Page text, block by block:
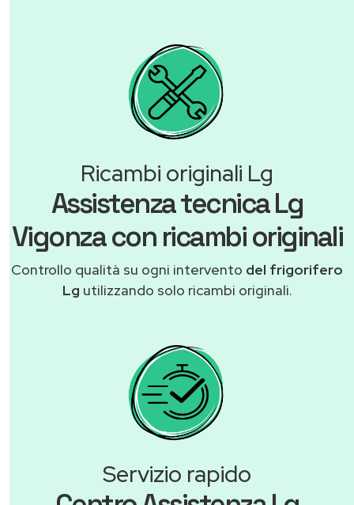
Ricambi originali Lg
Assistenza tecnica Lg
Vigonza con ricambi originali
Controllo qualità su ogni intervento del frigorifero
Lg utilizzando solo ricambi originali.
Servizio rapido